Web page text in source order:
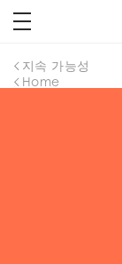
Home
지속 가능성